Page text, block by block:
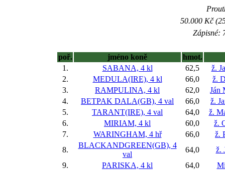
50.000 Kč
Zápisné:
poř. jméno koně
hmot.
1.
SABANA, 4 kl 62,5
ž.
2.
MEDULA(IRE), 4 kl 66,0
ž.
3.
RAMPULINA, 4 kl 62,0
Ján
4.
BETPAK DALA(GB), 4 val 66,0
ž.
5.
TARANT(IRE), 4 val 64,0
ž.
6.
MIRIAM, 4 kl 60,0
ž.
7.
WARINGHAM, 4 hř 66,0
ž.
8.
BLACKANDGREEN(GB), 4
val
64,0
ž.
9.
PARISKA, 4 kl 64,0